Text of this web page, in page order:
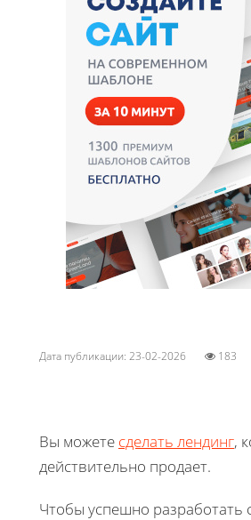
Дата публикации: 23-02-2026 183
Вы можете сделать лендинг,
действительно продает.
Чтобы успешно разработать